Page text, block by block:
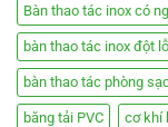
Bàn thao tác inox có
bàn thao tác inox đột lỗ
bàn thao tác phòng
băng tải PVC cơ khí